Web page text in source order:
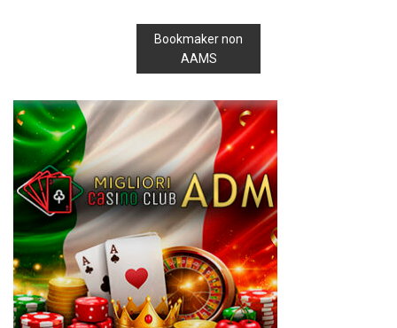
Bookmaker non
AAMS